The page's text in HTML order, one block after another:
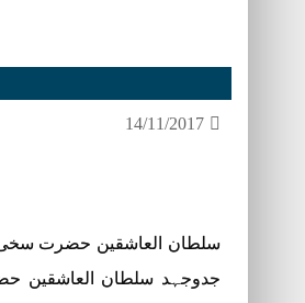
14/11/2017
سلطان العاشقین حضرت
جدوجہد سلطان العاشقین